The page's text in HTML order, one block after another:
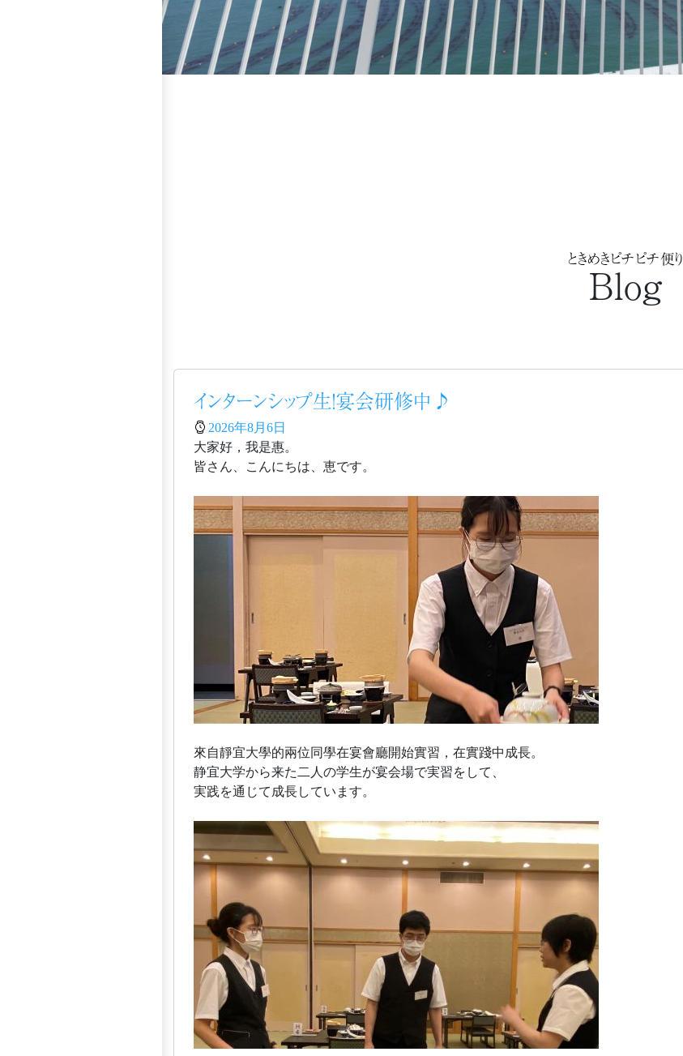
ときめきピチピチ便り
Blog
インターンシップ生！宴会研修中♪
2026年8月6日
大家好，我是惠。
皆さん、こんにちは、恵です。
來自靜宜大學的兩位同學在宴會廳開始實習，在實踐中成長。
静宜大学から来た二人の学生が宴会場で実習をして、
実践を通じて成長しています。